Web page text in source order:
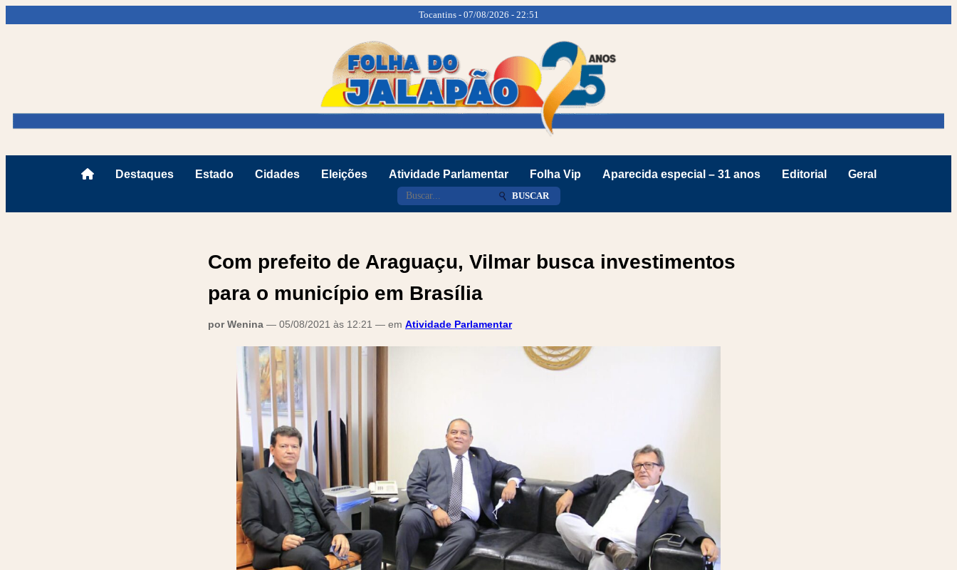
Tocantins - 07/08/2026 - 22:51
Destaques Estado Cidades Eleições Atividade Parlamentar Folha Vip Aparecida especial – 31 anos Editorial Geral
BUSCAR
Com prefeito de Araguaçu, Vilmar busca investimentos
para o município em Brasília
por Wenina — 05/08/2021 às 12:21 — em Atividade Parlamentar